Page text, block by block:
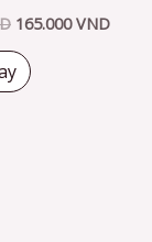
165.000VND